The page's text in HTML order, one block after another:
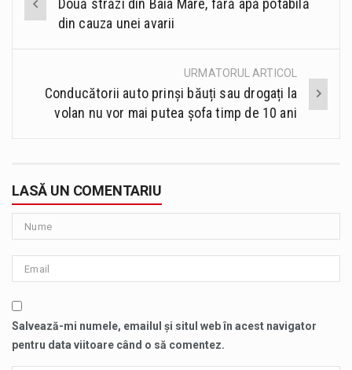
navigation
Două străzi din Baia Mare, fără apă potabilă
din cauza unei avarii
URMATORUL ARTICOL
Conducătorii auto prinși băuți sau drogați la
volan nu vor mai putea șofa timp de 10 ani
LASĂ UN COMENTARIU
Salvează-mi numele, emailul și situl web în acest navigator
pentru data viitoare când o să comentez.